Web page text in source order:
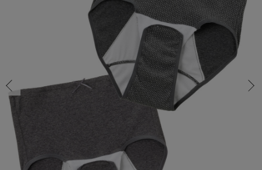
マタニティ アウター（コート）・ママコート
妊婦帯・腹帯・産前ガードル
マタニティ 授乳 キャミソール
産褥ショーツ
骨盤・マタニティベルト （妊娠中・産後）
産後 ガードル インナー
マタニティ 腹巻き
マタニティ オフィス 通勤服
マタニティ ドレス（結婚式・お呼ばれ）
マタニティ フォーマル パンツ・ボトムス
【アウトレット】トップス・授乳トップス
【アウトレット】ボトムス
【アウトレット】インナー
【アウトレット】ベビー
冷房対策
接触冷感素材
Tシャツブラ
ブラトップ
トップス
パンツ
スカート
パジャマ
【37周年祭セール】
【〜10℃】3月中旬
涼しくて可愛い「ワ
デニム
レギンス
オフィス
きれいめトップス派
きれいめスカート派
きれいめ美脚パンツ派
ツィード派
マタニティインナー
ベビー
【オフィスカジュア
パンツタイプ
【フォーマル】ボト
【フォーマル】トッ
【ベビー】半袖
【ベビー】グッズ
2WAYオール
コンビ肌着
短肌着
セット
快適ウェア10%OFF
Aライン ・フレアワ
Iライン ・タイトシ
ジャンパースカート/
ワーク・オフィス
〜5,000円（税込）
〜10,000円（税込）
10,001円（税込）〜
女の子におススメの
綿混素材
腹巻・ひざ上パンツ
保温&リカバリー
レギンス・タイツ
赤ちゃんへ使うもの
産後に使うグッズ
【冬のあったか特集
【冬のあったか特集
【冬のあったか特集
ネイビー系
M-L/在庫あり
M-L/在庫あり
￥1,680
カートに入れる
L-LL/在庫あり
L-LL/在庫あり
カートに入れる